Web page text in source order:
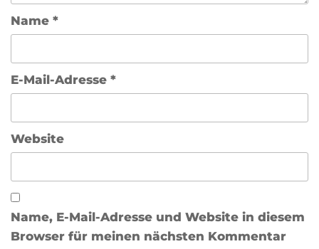
Name *
E-Mail-Adresse *
Website
Name, E-Mail-Adresse und Website in diesem
Browser für meinen nächsten Kommentar